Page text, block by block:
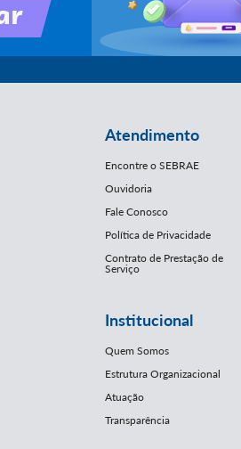
Atendimento
Encontre o SEBRAE
Ouvidoria
Fale Conosco
Política de Privacidade
Contrato de Prestação de
Serviço
Institucional
Quem Somos
Estrutura Organizacional
Atuação
Transparência